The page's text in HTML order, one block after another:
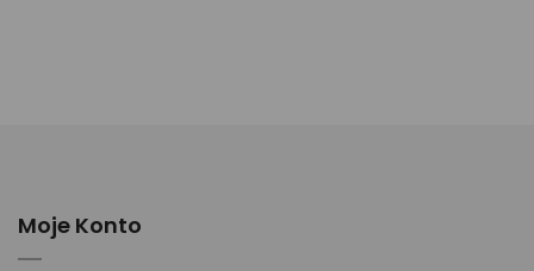
Moje Konto